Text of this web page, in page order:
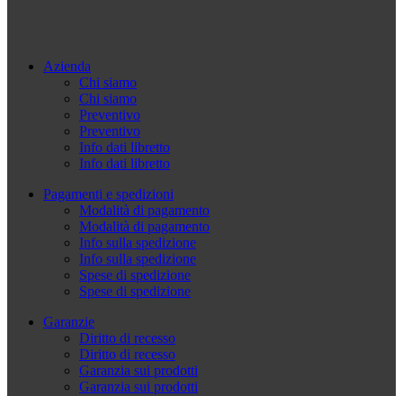
Azienda
Chi siamo
Chi siamo
Preventivo
Preventivo
Info dati libretto
Info dati libretto
Pagamenti e spedizioni
Modalità di pagamento
Modalità di pagamento
Info sulla spedizione
Info sulla spedizione
Spese di spedizione
Spese di spedizione
Garanzie
Diritto di recesso
Diritto di recesso
Garanzia sui prodotti
Garanzia sui prodotti